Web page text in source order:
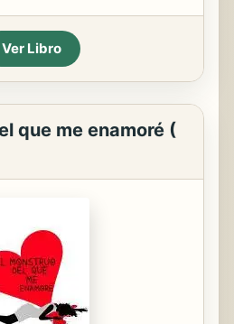
Ver Libro
que me enamoré (